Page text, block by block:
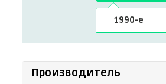
1990-е
Производитель